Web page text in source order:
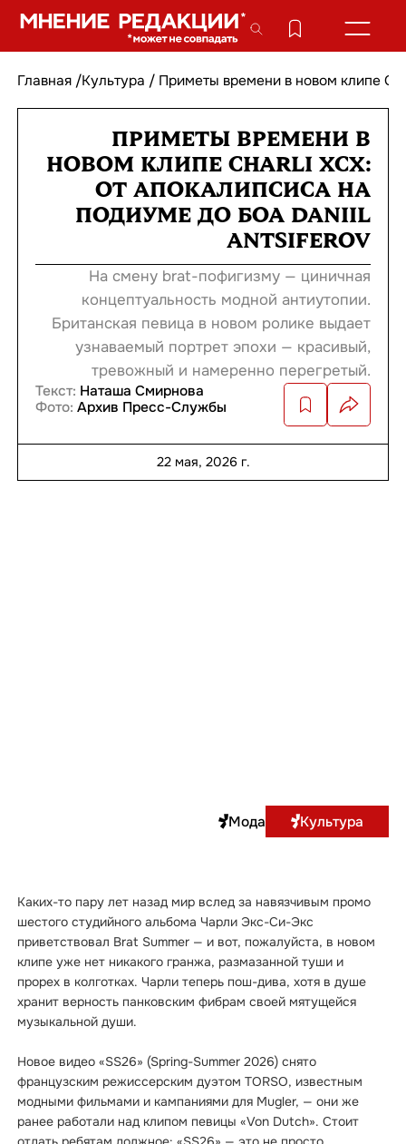
Главная /Культура / Приметы времени в новом клипе
ПРИМЕТЫ ВРЕМЕНИ В
НОВОМ КЛИПЕ CHARLI XCX:
ОТ АПОКАЛИПСИСА НА
ПОДИУМЕ ДО БОА DANIIL
ANTSIFEROV
На смену brat-пофигизму — циничная
концептуальность модной антиутопии.
Британская певица в новом ролике выдает
узнаваемый портрет эпохи — красивый,
тревожный и намеренно перегретый.
Текст: Наташа Смирнова
Фото:Архив Пресс-Службы
22 мая, 2026 г.
Мода Культура
Каких-то пару лет назад мир вслед за навязчивым промо
шестого студийного альбома Чарли Экс-Си-Экс
приветствовал Brat Summer — и вот, пожалуйста, в новом
клипе уже нет никакого гранжа, размазанной туши и
прорех в колготках. Чарли теперь пош-дива, хотя в душе
хранит верность панковским фибрам своей мятущейся
музыкальной души.
Новое видео «SS26» (Spring-Summer 2026) снято
французским режиссерским дуэтом TORSO, известным
модными фильмами и кампаниями для Mugler, — они же
ранее работали над клипом певицы «Von Dutch». Стоит